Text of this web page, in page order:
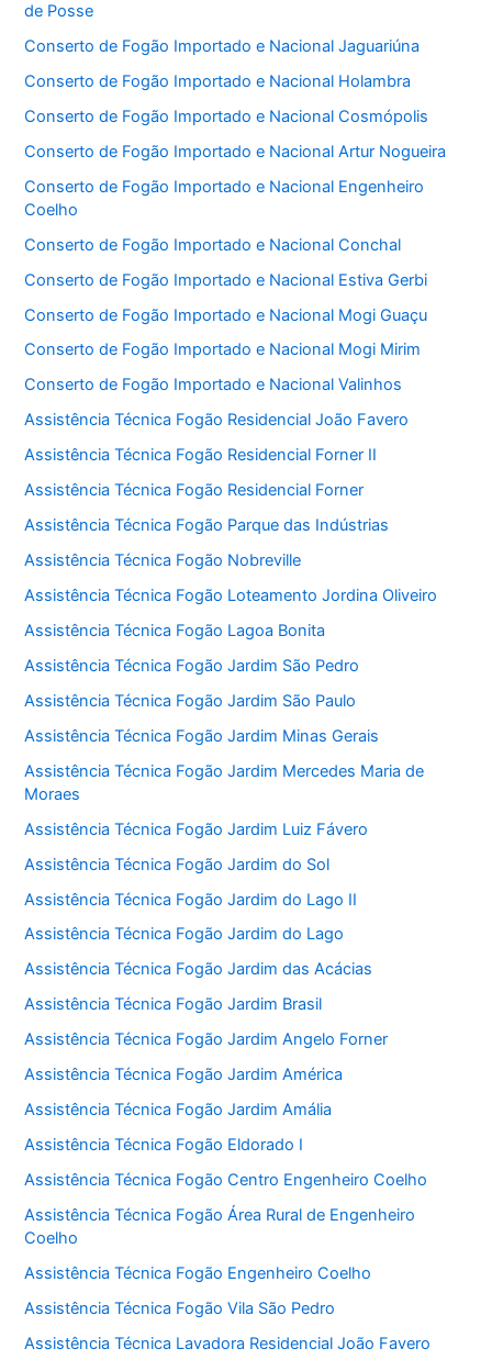
de Posse
Conserto de Fogão Importado e Nacional Jaguariúna
Conserto de Fogão Importado e Nacional Holambra
Conserto de Fogão Importado e Nacional Cosmópolis
Conserto de Fogão Importado e Nacional Artur Nogueira
Conserto de Fogão Importado e Nacional Engenheiro
Coelho
Conserto de Fogão Importado e Nacional Conchal
Conserto de Fogão Importado e Nacional Estiva Gerbi
Conserto de Fogão Importado e Nacional Mogi Guaçu
Conserto de Fogão Importado e Nacional Mogi Mirim
Conserto de Fogão Importado e Nacional Valinhos
Assistência Técnica Fogão Residencial João Favero
Assistência Técnica Fogão Residencial Forner II
Assistência Técnica Fogão Residencial Forner
Assistência Técnica Fogão Parque das Indústrias
Assistência Técnica Fogão Nobreville
Assistência Técnica Fogão Loteamento Jordina Oliveiro
Assistência Técnica Fogão Lagoa Bonita
Assistência Técnica Fogão Jardim São Pedro
Assistência Técnica Fogão Jardim São Paulo
Assistência Técnica Fogão Jardim Minas Gerais
Assistência Técnica Fogão Jardim Mercedes Maria de
Moraes
Assistência Técnica Fogão Jardim Luiz Fávero
Assistência Técnica Fogão Jardim do Sol
Assistência Técnica Fogão Jardim do Lago II
Assistência Técnica Fogão Jardim do Lago
Assistência Técnica Fogão Jardim das Acácias
Assistência Técnica Fogão Jardim Brasil
Assistência Técnica Fogão Jardim Angelo Forner
Assistência Técnica Fogão Jardim América
Assistência Técnica Fogão Jardim Amália
Assistência Técnica Fogão Eldorado I
Assistência Técnica Fogão Centro Engenheiro Coelho
Assistência Técnica Fogão Área Rural de Engenheiro
Coelho
Assistência Técnica Fogão Engenheiro Coelho
Assistência Técnica Fogão Vila São Pedro
Assistência Técnica Lavadora Residencial João Favero